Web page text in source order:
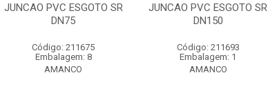
JUNCAO PVC ESGOTO SR
DN75
Código: 211675
Embalagem: 8
AMANCO
JUNCAO PVC ESGOTO SR
DN150
Código: 211693
Embalagem: 1
AMANCO